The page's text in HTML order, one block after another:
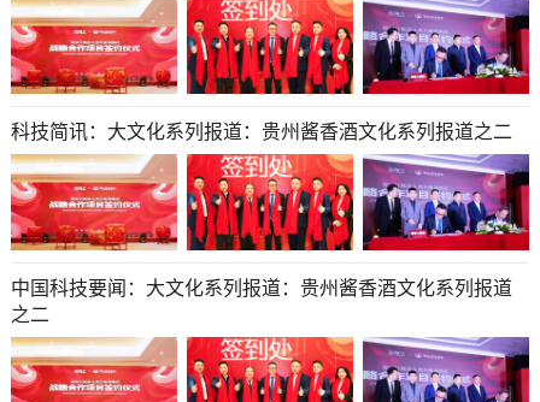
科技简讯：大文化系列报道：贵州酱香酒文化系列报道之二
中国科技要闻：大文化系列报道：贵州酱香酒文化系列报道
之二